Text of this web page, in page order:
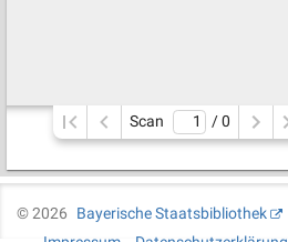
Scan / 0
©2026
Bayerische Staatsbibliothek